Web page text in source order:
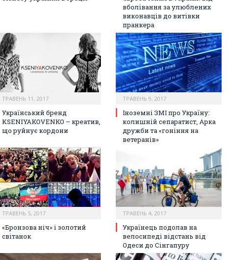
вболівання за улюблених
виконавців до витівки
пранкера
ТРАВЕНЬ 11, 2017
Український бренд
KSENIYAKOVENKO – креатив,
що руйнує кордони
ТРАВЕНЬ 9, 2017
Іноземні ЗМІ про Україну:
колишній сепаратист, Арка
дружби та «гоніння на
ветеранів»
ТРАВЕНЬ 5, 2017
«Бронзова ніч» і золотий
світанок
ТРАВЕНЬ 4, 2017
Українець подолав на
велосипеді відстань від
Одеси до Сінгапуру